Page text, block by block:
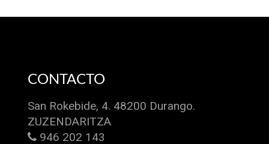
CONTACTO
San Rokebide, 4. 48200 Durango.
ZUZENDARITZA
946 202 143